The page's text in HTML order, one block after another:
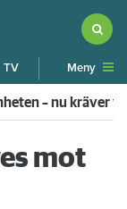
TV Meny
– nu kräver
mot